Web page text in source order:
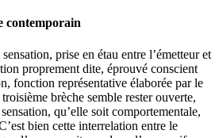
contemporain
prise en étau entre l’émetteur et
proprement dite, éprouvé conscient
fonction représentative élaborée par le
brèche semble rester ouverte,
qu’elle soit comportementale,
bien cette interrelation entre le